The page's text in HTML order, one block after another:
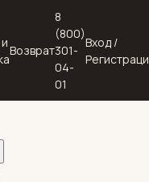
Возврат
8
(800)
301-
04-
01
Вход /